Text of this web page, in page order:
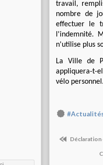
travail,
nombre de
effectuer le
l'indemnité.
n'utilise plus
La Ville de
appliquera-t-
vélo personnel.
Déclaration